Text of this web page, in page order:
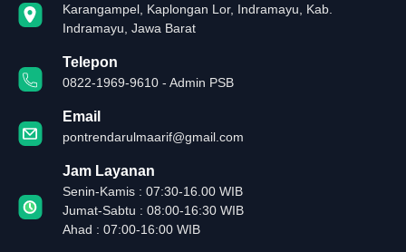
Karangampel, Kaplongan Lor, Indramayu, Kab.
Indramayu, Jawa Barat
Telepon
0822-1969-9610 - Admin PSB
Email
pontrendarulmaarif@gmail.com
Jam Layanan
Senin-Kamis : 07:30-16.00 WIB
Jumat-Sabtu : 08:00-16:30 WIB
Ahad : 07:00-16:00 WIB